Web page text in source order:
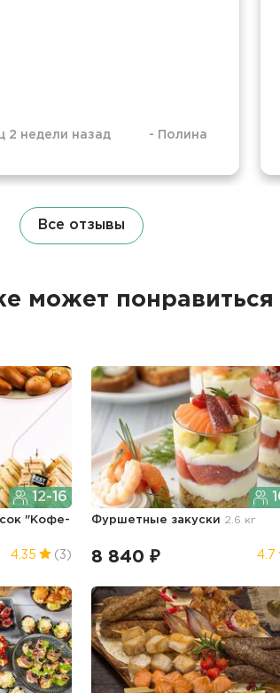
2 недели назад - Полина
Все отзывы
может понравиться
12-16
"Кофе-
4.35 (3)
Фуршетные закуски 2.6 кг
8 840 ₽ 4.7